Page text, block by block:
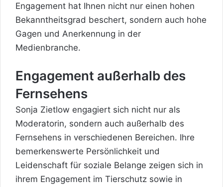
Engagement hat Ihnen nicht nur einen hohen
Bekanntheitsgrad beschert, sondern auch hohe
Gagen und Anerkennung in der
Medienbranche.
Engagement außerhalb des
Fernsehens
Sonja Zietlow engagiert sich nicht nur als
Moderatorin, sondern auch außerhalb des
Fernsehens in verschiedenen Bereichen. Ihre
bemerkenswerte Persönlichkeit und
Leidenschaft für soziale Belange zeigen sich in
ihrem Engagement im Tierschutz sowie in